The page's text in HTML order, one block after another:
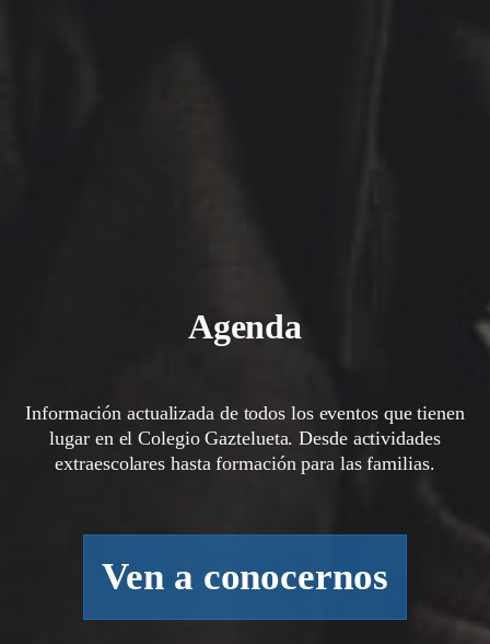
Agenda
Información actualizada de todos los eventos que tienen
lugar en el Colegio Gaztelueta. Desde actividades
extraescolares hasta formación para las familias.
Ven a conocernos